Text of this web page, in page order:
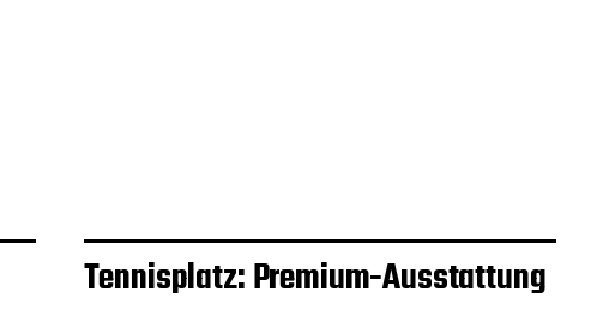
Tennisplatz: Premium-Ausstattung